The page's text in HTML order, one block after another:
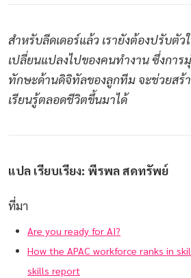
สำหรับลีดเดอร์แล้ว เรายังต้องปรับตั
เปลี่ยนแปลงไปของคนทำงาน ซึ่งกา
ทักษะด้านดิจิทัลของลูกทีม จะช่วยสร้
เรียนรู้ตลอดชีวิตขึ้นมาได้
แปล เรียบเรียง: พีรพล สดทรัพย์
ที่มา
Are you ready for AI?
How the APAC workforce ranks in
skills report